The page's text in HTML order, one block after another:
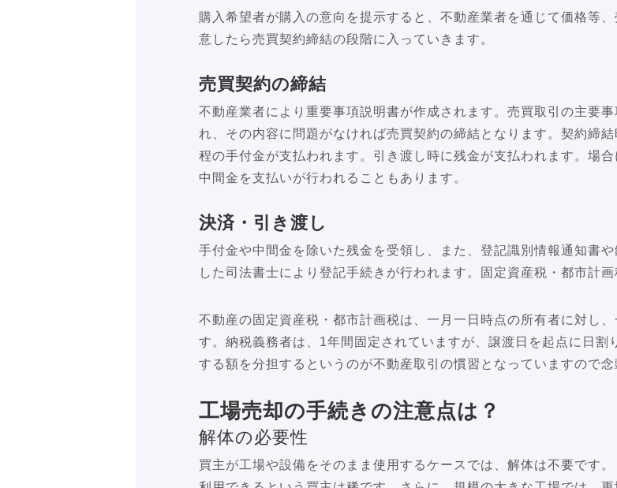
購入希望者が購入の意向を提示すると、不動産業者を通じて価格等
意したら売買契約締結の段階に入っていきます。
売買契約の締結
不動産業者により重要事項説明書が作成されます。売買取引の主要
れ、その内容に問題がなければ売買契約の締結となります。契約締
程の手付金が支払われます。引き渡し時に残金が支払われます。場
中間金を支払いが行われることもあります。
決済・引き渡し
手付金や中間金を除いた残金を受領し、また、登記識別情報通知書
した司法書士により登記手続きが行われます。固定資産税・都市計画
不動産の固定資産税・都市計画税は、一月一日時点の所有者に対し
す。納税義務者は、1年間固定されていますが、譲渡日を起点に日割
する額を分担するというのが不動産取引の慣習となっていますので念
工場売却の手続きの注意点は？
解体の必要性
買主が工場や設備をそのまま使用するケースでは、解体は不要です